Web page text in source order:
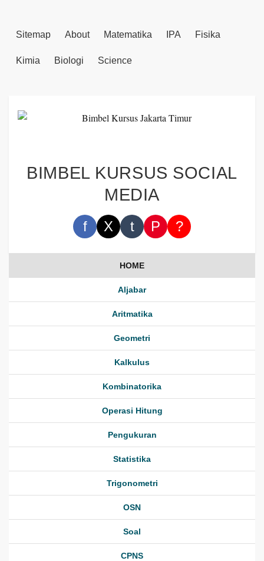
Sitemap About Matematika IPA Fisika
Kimia Biologi Science
BIMBEL KURSUS SOCIAL
MEDIA
f X t P ?
HOME
Aljabar
Aritmatika
Geometri
Kalkulus
Kombinatorika
Operasi Hitung
Pengukuran
Statistika
Trigonometri
OSN
Soal
CPNS